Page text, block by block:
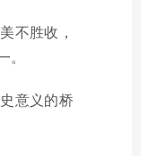
不胜收，
意义的桥